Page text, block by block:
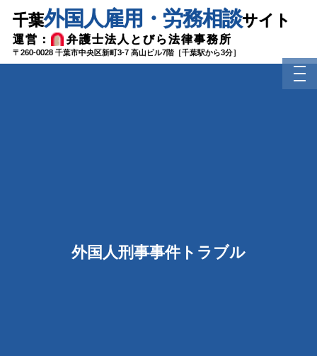
content
千葉外国人雇用・労務相談サイト
運営： 弁護士法人とびら法律事務所
〒260-0028 千葉市中央区新町3-7 高山ビル7階［千葉駅から3分］
外国人刑事事件トラブル